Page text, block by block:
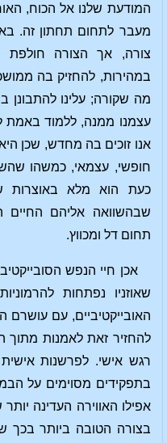
המודעת שלנו אל הכוח,
מעבר לתחום תחתון זה.
צורה, אך הצורה חולפת
במהירות, להחזיק בה
מה שקורה; עלינו להתבונן
עצמנו ממנה, ללמוד באמת
אנו זוכים בה מחדש, שכן
חופשי, עצמאי, כמשהו
כעת הוא מלא באוצרות
שבהשוואה אליהם החיים
תחום דל ומכווץ.
אכן חיי הנפש
שאוזניו נפתחות
האובייקטיביים, עם עושרם
להחזיר זאת לאמנות מתוך
רגש אישי. לפרשנות
בתפקידים מסוימים על
אפילו האווירה העדינה יותר
בצורה הטובה ביותר